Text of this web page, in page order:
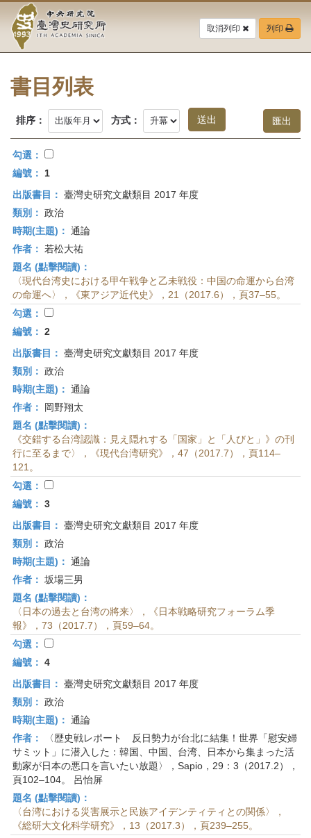
要
中
央
研
究
院-
臺
灣
史
研
究
所-
首
頁
取消列印 列印
書目列表
排序： 方式：
勾選：
編號：
1
出版書目： 臺灣史研究文獻類目 2017 年度
類別： 政治
時期(主題)： 通論
作者： 若松大祐
題名 (點擊閱讀)：
〈現代台湾史における甲午戦争と乙未戦役：中国の命運から台湾
の命運へ〉，《東アジア近代史》，21（2017.6），頁37–55。
勾選：
編號： 2
出版書目： 臺灣史研究文獻類目 2017 年度
類別： 政治
時期(主題)： 通論
作者：
岡野翔太
題名 (點擊閱讀)：
《交錯する台湾認識：見え隠れする「国家」と「人びと」》の刊
行に至るまで〉，《現代台湾研究》，47（2017.7），頁114–
121。
勾選：
編號： 3
出版書目： 臺灣史研究文獻類目 2017 年度
類別： 政治
時期(主題)： 通論
作者： 坂場三男
題名 (點擊閱讀)：
〈日本の過去と台湾の將来〉，《日本戦略研究フォーラム季
報》，73（2017.7），頁59–64。
勾選：
編號： 4
出版書目： 臺灣史研究文獻類目 2017 年度
類別： 政治
時期(主題)： 通論
作者：
〈歴史戦レポート 反日勢力が台北に結集！世界「慰安婦
サミット」に潜入した：韓国、中国、台湾、日本から集まった活
動家が日本の悪口を言いたい放題〉，Sapio，29：3（2017.2），
頁102–104。 呂怡屏
題名 (點擊閱讀)：
〈台湾における災害展示と民族アイデンティティとの関係〉，
《総研大文化科学研究》，13（2017.3），頁239–255。